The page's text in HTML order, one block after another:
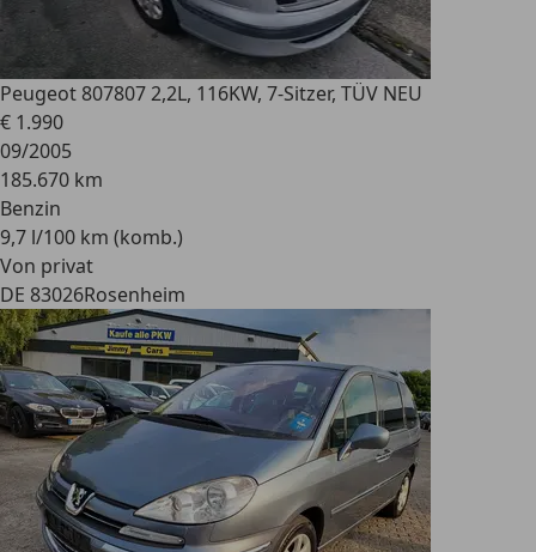
Peugeot 807807 2,2L, 116KW, 7-Sitzer, TÜV NEU
€ 1.990
09/2005
185.670 km
Benzin
9,7 l/100 km (komb.)
Von privat
DE 83026Rosenheim